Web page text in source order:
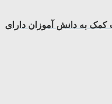
به دانش آموزان دارای